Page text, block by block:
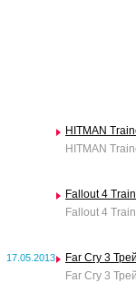
HITMAN
HITMAN
Fallout 4
Fallout 4
17.05.2013
Far Cry 3
Far Cry 3